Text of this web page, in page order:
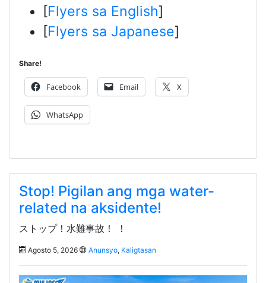
[Flyers sa English]
[Flyers sa Japanese]
Share!
Facebook Email X
WhatsApp
Stop! Pigilan ang mga water-
related na aksidente!
ストップ！水難事故！ ！
Agosto 5, 2026 Anunsyo, Kaligtasan